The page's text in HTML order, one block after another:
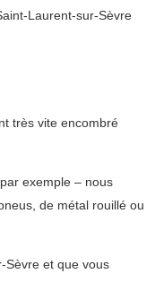
Laurent-sur-Sèvre
très vite encombré
exemple – nous
de métal rouillé ou
Sèvre et que vous